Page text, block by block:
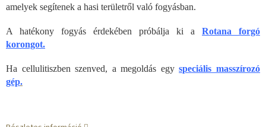
amelyek segítenek a hasi területről való fogyásban.
A hatékony fogyás érdekében próbálja ki a Rotana forgó
korongot.
Ha cellulitiszben szenved, a megoldás egyspeciális masszírozó
gép.